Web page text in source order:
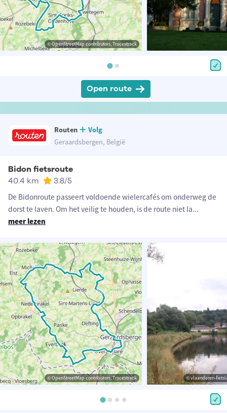
© OpenStreetMap contributors, Tracestrack
Open route
Routen
Volg
Geraardsbergen, België
Bidon fietsroute
40.4 km 3.8/5
De Bidonroute passeert voldoende wielercafés om onderweg de
dorst te laven. Om het veilig te houden, is de route niet la...
meer lezen
© OpenStreetMap contributors, Tracestrack © vlaanderen-